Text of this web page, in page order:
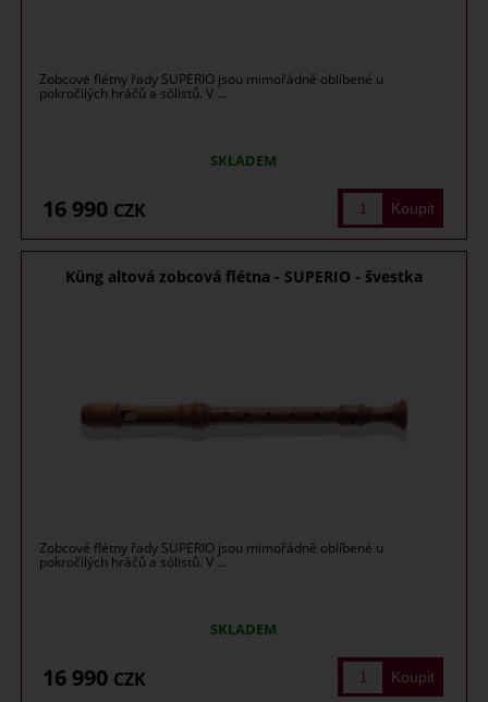
Zobcové flétny řady SUPERIO jsou mimořádně oblíbené u
pokročilých hráčů a sólistů. V ...
SKLADEM
16 990 CZK
Küng altová zobcová flétna - SUPERIO - švestka
Zobcové flétny řady SUPERIO jsou mimořádně oblíbené u
pokročilých hráčů a sólistů. V ...
SKLADEM
16 990 CZK